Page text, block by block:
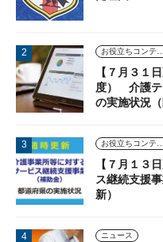
【７月３１
度） 介護テ
の実施状況（
【７月１３
ス継続支援
新）
ニュース